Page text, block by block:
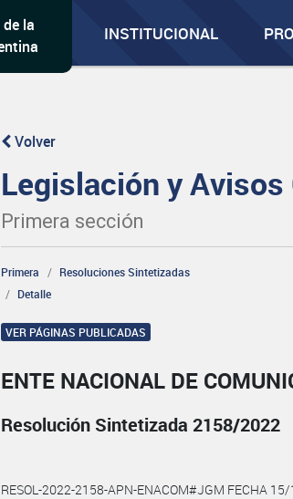
la
INSTITUCIONAL
Volver
Legislación y
Primera sección
Primera
Resoluciones Sintetizadas
Detalle
VER PÁGINAS PUBLICADAS
ENTE NACIONAL DE
Resolución Sintetizada 2158/2022
RESOL-2022-2158-APN-ENACOM#JGM FECHA